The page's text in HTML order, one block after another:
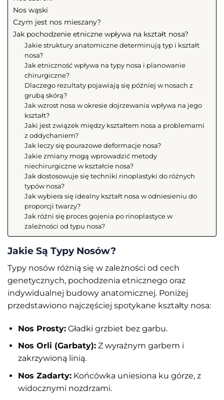
Nos wąski
Czym jest nos mieszany?
Jak pochodzenie etniczne wpływa na kształt nosa?
Jakie struktury anatomiczne determinują typ i kształt
nosa?
Jak etniczność wpływa na typy nosa i planowanie
chirurgiczne?
Dlaczego rezultaty pojawiają się później w nosach z
grubą skórą?
Jak wzrost nosa w okresie dojrzewania wpływa na jego
kształt?
Jaki jest związek między kształtem nosa a problemami
z oddychaniem?
Jak leczy się pourazowe deformacje nosa?
Jakie zmiany mogą wprowadzić metody
niechirurgiczne w kształcie nosa?
Jak dostosowuje się techniki rinoplastyki do różnych
typów nosa?
Jak wybiera się idealny kształt nosa w odniesieniu do
proporcji twarzy?
Jak różni się proces gojenia po rinoplastyce w
zależności od typu nosa?
Jakie Są Typy Nosów?
Typy nosów różnią się w zależności od cech
genetycznych, pochodzenia etnicznego oraz
indywidualnej budowy anatomicznej. Poniżej
przedstawiono najczęściej spotykane kształty nosa:
Nos Prosty:Gładki grzbiet bez garbu.
Nos Orli (Garbaty):Z wyraźnym garbem i
zakrzywioną linią.
Nos Zadarty:Końcówka uniesiona ku górze, z
widocznymi nozdrzami.